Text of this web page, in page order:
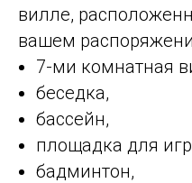
вилле,
вашем
7-ми комнатная
беседка,
бассейн,
площадка для
бадминтон,